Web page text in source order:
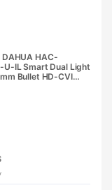
HAC-
U-IL Smart Dual Light
Bullet HD-CVI